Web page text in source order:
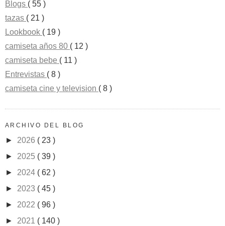
Blogs ( 55 )
tazas ( 21 )
Lookbook ( 19 )
camiseta años 80 ( 12 )
camiseta bebe ( 11 )
Entrevistas ( 8 )
camiseta cine y television ( 8 )
ARCHIVO DEL BLOG
► 2026 ( 23 )
► 2025 ( 39 )
► 2024 ( 62 )
► 2023 ( 45 )
► 2022 ( 96 )
► 2021 ( 140 )